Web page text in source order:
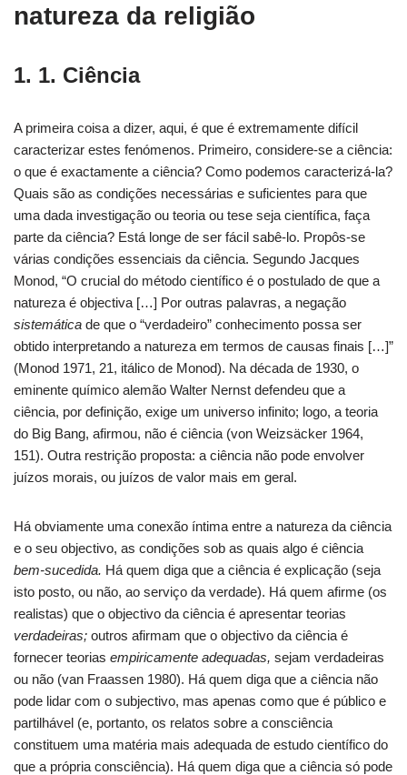
natureza da religião
1. 1. Ciência
A primeira coisa a dizer, aqui, é que é extremamente difícil
caracterizar estes fenómenos. Primeiro, considere-se a ciência:
o que é exactamente a ciência? Como podemos caracterizá-la?
Quais são as condições necessárias e suficientes para que
uma dada investigação ou teoria ou tese seja científica, faça
parte da ciência? Está longe de ser fácil sabê-lo. Propôs-se
várias condições essenciais da ciência. Segundo Jacques
Monod, “O crucial do método científico é o postulado de que a
natureza é objectiva […] Por outras palavras, a negação
sistemática de que o “verdadeiro” conhecimento possa ser
obtido interpretando a natureza em termos de causas finais […]”
(Monod 1971, 21, itálico de Monod). Na década de 1930, o
eminente químico alemão Walter Nernst defendeu que a
ciência, por definição, exige um universo infinito; logo, a teoria
do Big Bang, afirmou, não é ciência (von Weizsäcker 1964,
151). Outra restrição proposta: a ciência não pode envolver
juízos morais, ou juízos de valor mais em geral.
Há obviamente uma conexão íntima entre a natureza da ciência
e o seu objectivo, as condições sob as quais algo é ciência
bem-sucedida. Há quem diga que a ciência é explicação (seja
isto posto, ou não, ao serviço da verdade). Há quem afirme (os
realistas) que o objectivo da ciência é apresentar teorias
verdadeiras; outros afirmam que o objectivo da ciência é
fornecer teorias empiricamente adequadas, sejam verdadeiras
ou não (van Fraassen 1980). Há quem diga que a ciência não
pode lidar com o subjectivo, mas apenas como que é público e
partilhável (e, portanto, os relatos sobre a consciência
constituem uma matéria mais adequada de estudo científico do
que a própria consciência). Há quem diga que a ciência só pode